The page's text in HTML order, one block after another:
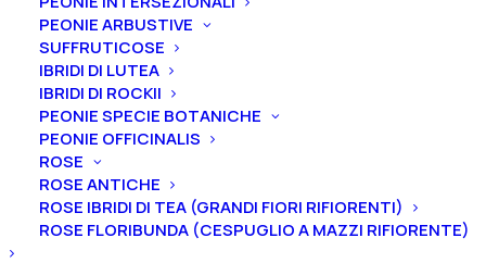
PEONIE ARBUSTIVE
SUFFRUTICOSE
IBRIDI DI LUTEA
IBRIDI DI ROCKII
PEONIE SPECIE BOTANICHE
PEONIE OFFICINALIS
ROSE
ROSE ANTICHE
ROSE IBRIDI DI TEA (GRANDI FIORI RIFIORENTI)
ROSE FLORIBUNDA (CESPUGLIO A MAZZI RIFIORENTE)
Home Peonie
Peonie lactiflora